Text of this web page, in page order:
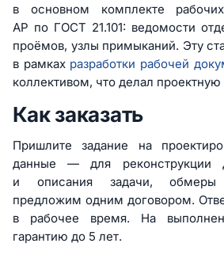
в основном комплекте
АР по ГОСТ 21.101: ведомости
проёмов, узлы примыканий. Эту
в рамках разработки рабочей
коллективом, что делал
Как заказать
Пришлите задание на
данные — для реконструкции
и описания задачи, обмеры
предложим одним договором.
в рабочее время. На
гарантию до 5 лет.